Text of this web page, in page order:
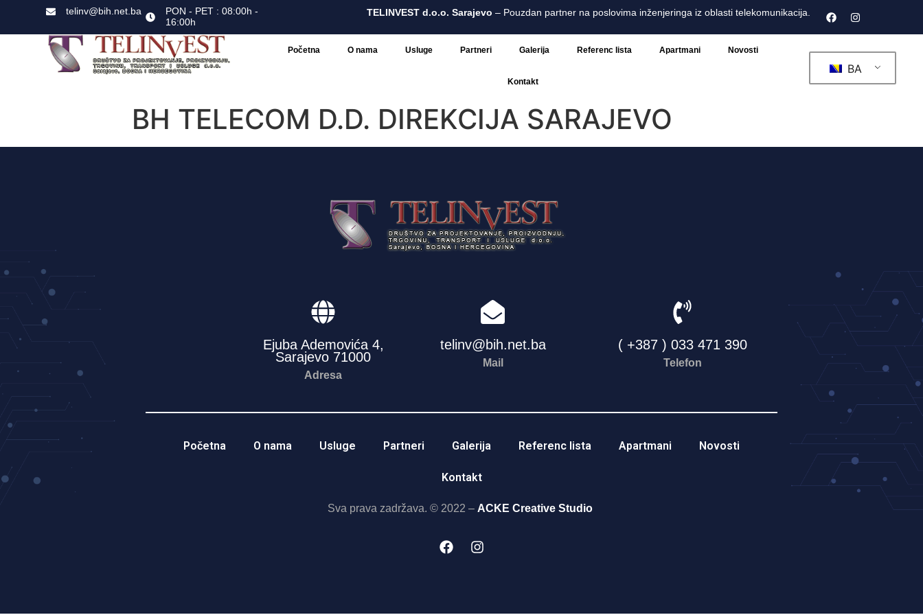
telinv@bih.net.ba
PON - PET : 08:00h -
16:00h
TELINVEST d.o.o. Sarajevo – Pouzdan partner na poslovima inženjeringa iz oblasti telekomunikacija.
Početna O nama Usluge Partneri Galerija Referenc lista Apartmani Novosti
Kontakt
BA
BH TELECOM D.D. DIREKCIJA SARAJEVO
Ejuba Ademovića 4,
Sarajevo 71000
Adresa
telinv@bih.net.ba
Mail
( +387 ) 033 471 390
Telefon
Početna O nama Usluge Partneri Galerija Referenc lista Apartmani Novosti
Kontakt
Sva prava zadržava. © 2022 – ACKE Creative Studio